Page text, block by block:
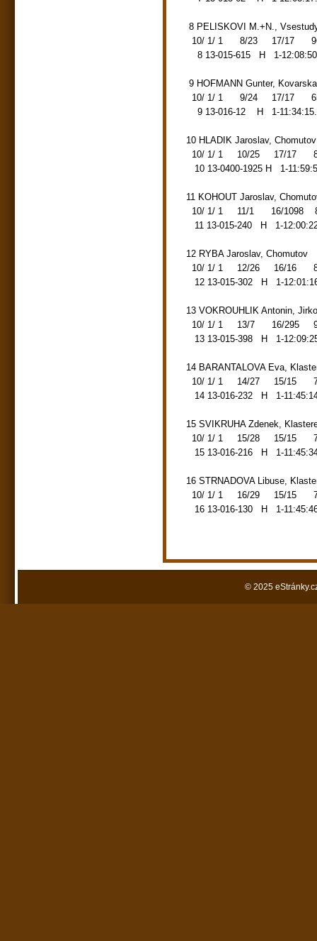
8 PELISKOVI M.+N.,
10/ 1/ 1 8/23 17/17
8 13-015-615 H 1-
9 HOFMANN Gunter,
10/ 1/ 1 9/24 17/17
9 13-016-12 H 1-
10 HLADIK Jaroslav,
10/ 1/ 1 10/25 17/17
10 13-0400-1925 H 1-
11 KOHOUT Jaroslav,
10/ 1/ 1 11/1 16/1098
11 13-015-240 H 1-
12 RYBA Jaroslav,
10/ 1/ 1 12/26 16/16
12 13-015-302 H 1-
13 VOKROUHLIK Antonin,
10/ 1/ 1 13/7 16/295
13 13-015-398 H 1-
14 BARANTALOVA Eva,
10/ 1/ 1 14/27 15/15
14 13-016-232 H 1-
15 SVIKRUHA Zdenek,
10/ 1/ 1 15/28 15/15
15 13-016-216 H 1-
16 STRNADOVA Libuse,
10/ 1/ 1 16/29 15/15
16 13-016-130 H 1-
© 2025